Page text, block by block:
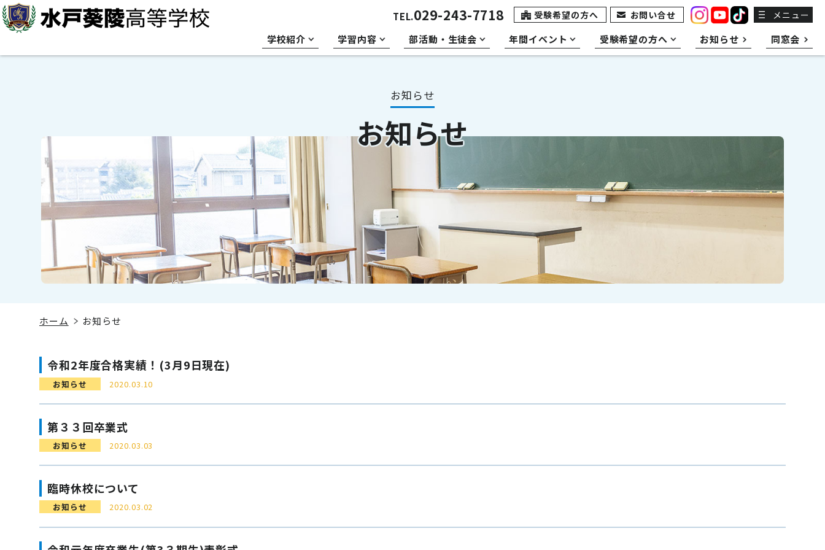
学校紹介 学習内容 部活動・生徒会 年間イベント 受験希望の方へ お知らせ 同窓会
TEL.029-243-7718 受験希望の方へ お問い合せ
お知らせ
お知らせ
ホーム お知らせ
令和2年度合格実績！(3月9日現在)
お知らせ 2020.03.10
第３３回卒業式
お知らせ 2020.03.03
臨時休校について
お知らせ 2020.03.02
メニュー